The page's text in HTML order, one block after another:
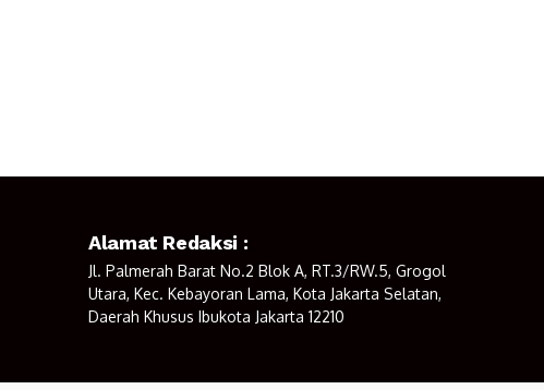
Alamat Redaksi :
Jl. Palmerah Barat No.2 Blok A, RT.3/RW.5, Grogol
Utara, Kec. Kebayoran Lama, Kota Jakarta Selatan,
Daerah Khusus Ibukota Jakarta 12210